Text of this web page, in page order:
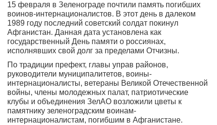
15 февраля в Зеленограде почтили память погибших
воинов-интернационалистов. В этот день в далеком
1989 году последний советский солдат покинул
Афганистан. Данная дата установлена как
государственный День памяти о россиянах,
исполнявших свой долг за пределами Отчизны.
По традиции префект, главы управ районов,
руководители муниципалитетов, воины-
интернационалисты, ветераны Великой Отечественной
войны, члены молодежных палат, патриотические
клубы и объединения ЗелАО возложили цветы к
памятнику зеленоградским воинам-
интернационалистам, погибшим в Афганистане.